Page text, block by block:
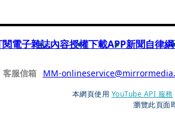
閱電子雜誌內容授權下載APP新聞自律
客服信箱 MM-
本網頁使用 YouTube API 服務
瀏覽此頁面